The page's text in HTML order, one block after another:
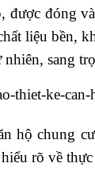
được đóng
liệu bền,
sang
hộ chung
rõ về